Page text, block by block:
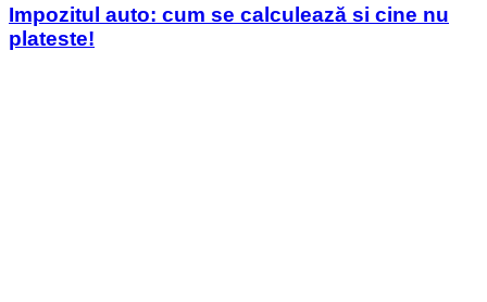
Impozitul auto: cum se calculează si cine nu
plateste!